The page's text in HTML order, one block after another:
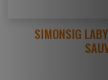
SIMONSIG